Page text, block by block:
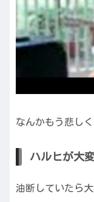
なんかもう悲し
ハルヒが大
油断していたら